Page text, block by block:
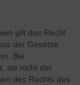
gilt das Recht
der Gesetze
Bei
als nicht der
des Rechts des